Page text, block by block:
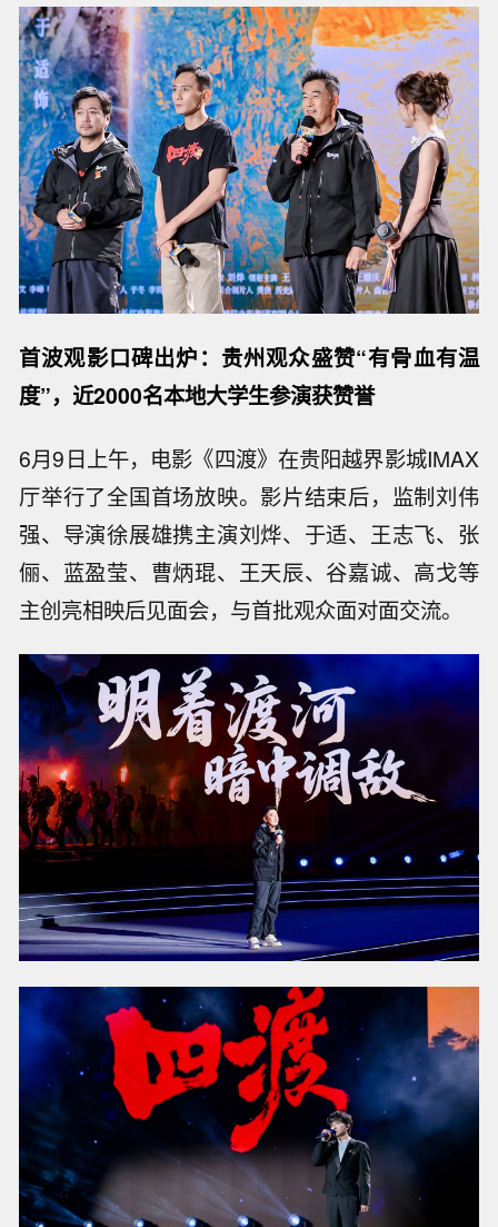
首波观影口碑出炉：贵州观众盛赞“有骨血有温
度”，近2000名本地大学生参演获赞誉
6月9日上午，电影《四渡》在贵阳越界影城IMAX
厅举行了全国首场放映。影片结束后，监制刘伟
强、导演徐展雄携主演刘烨、于适、王志飞、张
俪、蓝盈莹、曹炳琨、王天辰、谷嘉诚、高戈等
主创亮相映后见面会，与首批观众面对面交流。